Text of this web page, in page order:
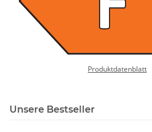
Produktdatenblatt
Unsere Bestseller